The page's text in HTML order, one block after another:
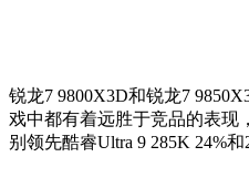
锐龙7 9800X3D和锐龙7
戏中都有着远胜于竞品的表现
别领先酷睿Ultra 9 285K 24%和